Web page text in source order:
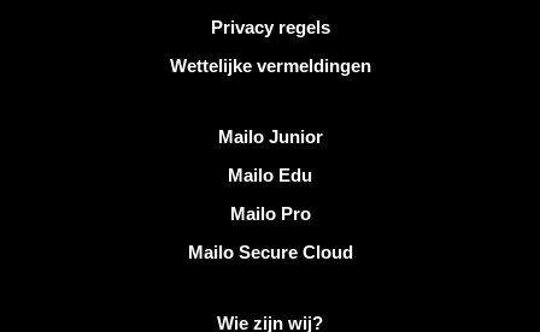
Privacy regels
Wettelijke vermeldingen
Mailo Junior
Mailo Edu
Mailo Pro
Mailo Secure Cloud
Meer informatie over MailoWie zijn wij?